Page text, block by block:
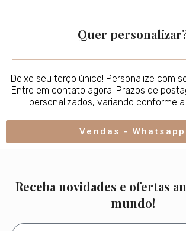
Quer
Deixe seu terço único! Personalize com
Entre em contato agora. Prazos de
personalizados, variando conforme
Vendas - Whatsapp
Receba novidades e ofertas
mundo!